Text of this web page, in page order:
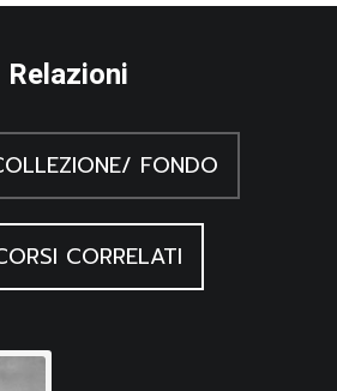
Relazioni
FONDO
CORRELATI